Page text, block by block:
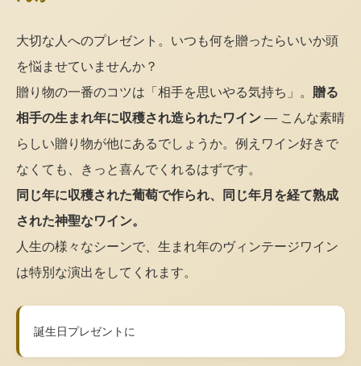
大切な人へのプレゼント。いつも何を贈ったらいいか頭
を悩ませていませんか？
贈り物の一番のコツは「相手を思いやる気持ち」。 贈る
相手の生まれ年に収穫され造られたワイン — こんな素晴
らしい贈り物が他にあるでしょうか。例えワイン好きで
なくても、きっと喜んでくれるはずです。
同じ年に収穫された葡萄で作られ、同じ年月を経て熟成
された神聖なワイン。
人生の様々なシーンで、生まれ年のヴィンテージワイン
は特別な演出をしてくれます。
誕生日プレゼントに